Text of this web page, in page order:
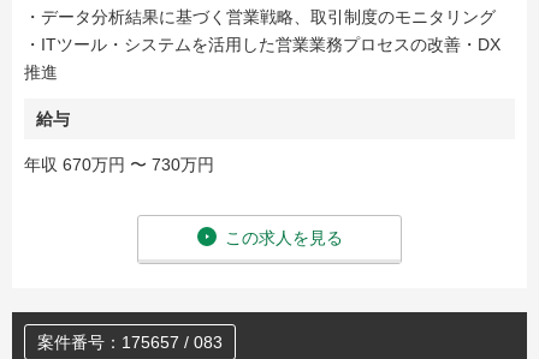
・データ分析結果に基づく営業戦略、取引制度のモニタリング
・ITツール・システムを活用した営業業務プロセスの改善・DX
推進
給与
年収 670万円 〜 730万円
この求人を見る
案件番号：175657 / 083